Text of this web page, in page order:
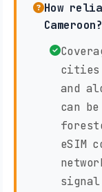
How
Cameroon?
cities
and
can
eSIM
signal